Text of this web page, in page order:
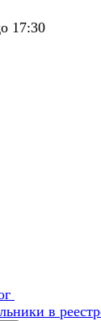
17:30
в